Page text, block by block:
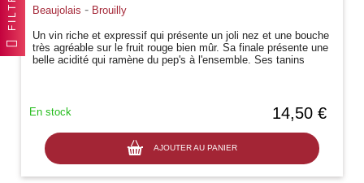
Beaujolais - Brouilly
Un vin riche et expressif qui présente un joli nez et une bouche
très agréable sur le fruit rouge bien mûr. Sa finale présente une
belle acidité qui ramène du pep's à l'ensemble. Ses tanins
14,50 €
AJOUTER AU PANIER
En stock